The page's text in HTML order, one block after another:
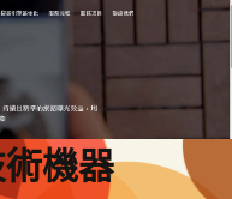
機器